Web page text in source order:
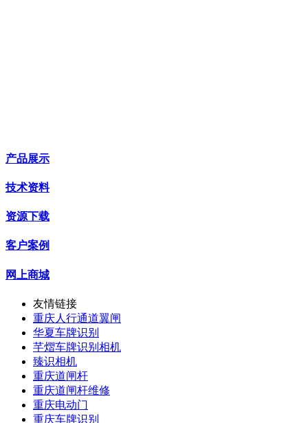
产品展示
技术资料
资源下载
客户案例
网上商城
友情链接
重庆人行通道翼闸
华夏车牌识别
芊熠车牌识别相机
臻识相机
重庆道闸杆
重庆道闸杆维修
重庆电动门
重庆车牌识别